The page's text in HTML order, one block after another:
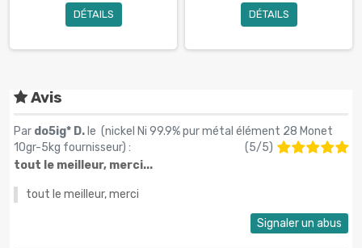
DÉTAILS DÉTAILS
Avis
Par do5ig* D. le (nickel Ni 99.9% pur métal élément 28 Monet
10gr-5kg fournisseur) : (5/5)
tout le meilleur, merci...
tout le meilleur, merci
Signaler un abus